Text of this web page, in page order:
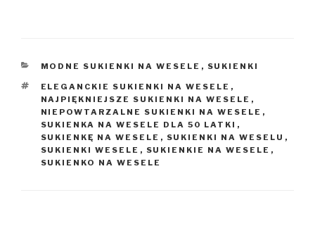
KATEGORIE
MODNE SUKIENKI NA WESELE , SUKIENKI
TAGI
ELEGANCKIE SUKIENKI NA WESELE ,
NAJPIĘKNIEJSZE SUKIENKI NA WESELE ,
NIEPOWTARZALNE SUKIENKI NA WESELE ,
SUKIENKA NA WESELE DLA 50 LATKI ,
SUKIENKĘ NA WESELE , SUKIENKI NA WESELU ,
SUKIENKI WESELE , SUKIENKIE NA WESELE ,
SUKIENKO NA WESELE